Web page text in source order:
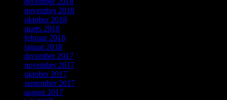
november 2018
oktober 2018
marts 2018
februar 2018
januar 2018
december 2017
november 2017
oktober 2017
september 2017
august 2017